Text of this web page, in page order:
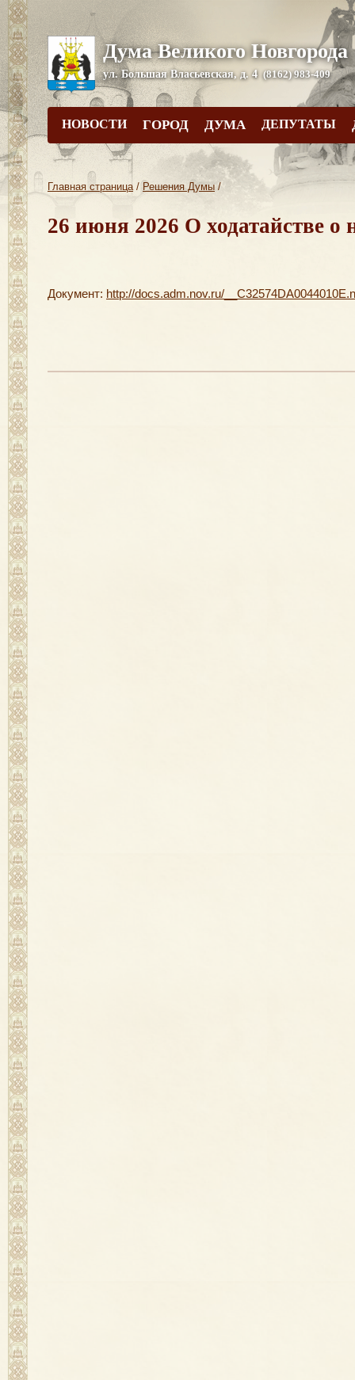
Дума Великого Новгорода
ул. Большая Власьевская, д. 4 (8162) 983-409
НОВОСТИ ГОРОД ДУМА ДЕПУТАТЫ
Главная страница/ Решения Думы /
26 июня 2026 О ходатайстве о
Документ: http://docs.adm.nov.ru/